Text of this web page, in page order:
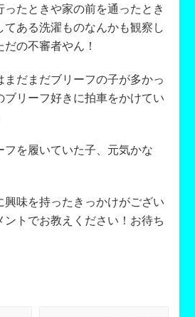
たときや家の前を通ったとき
ある洗濯ものなんかも観察し
の不審者やん！
だまだブリーフの子が多かっ
ブリーフ好きに拍車をかけてい
フを履いていた子、元気かな
興味を持ったきっかけがござい
ントでお教えください！お待ち